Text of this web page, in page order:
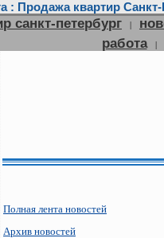
: Продажа квартир
санкт-петербург |
работа
|
Полная лента новостей
Архив новостей